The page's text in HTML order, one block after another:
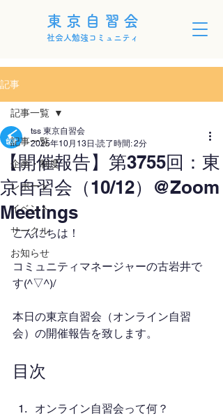
東京自習会
社会人勉強コミュニティ
記事
記事一覧
企画・制度
レポート
イベント
サークル
お知らせ
記事一覧
【開催報告】第3755回：東
京自習会（10/12）@Zoom
Meetings
tss 東京自習会
2025年10月13日 読了時間: 2分
こんにちは！
コミュニティマネージャーの古岩井で
す(^▽^)/
本日の東京自習会（オンライン自習
会）の開催報告を致します。
目次
オンライン自習会って何？